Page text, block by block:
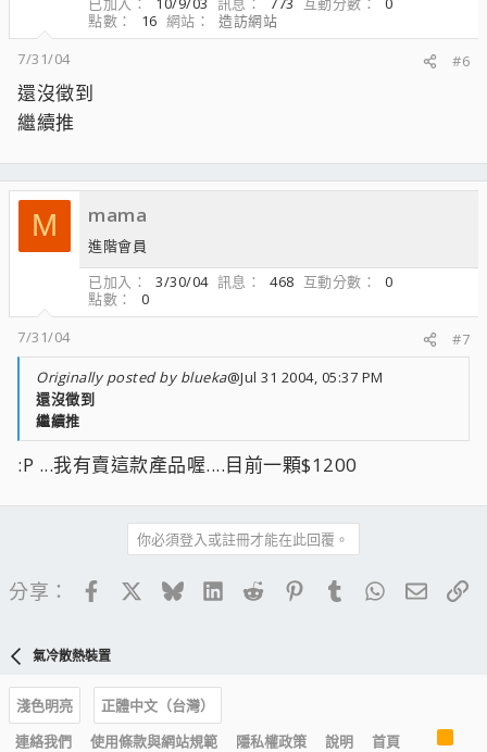
點數
16 網站
造訪網站
7/31/04
#6
還沒徵到
繼續推
M mama
進階會員
已加入
3/30/04 訊息 468 互動分數
0
點數
0
7/31/04
#7
Originally posted by blueka@Jul 31 2004, 05:37 PM
還沒徵到
繼續推
:P ...我有賣這款產品喔....目前一顆$1200
你必須登入或註冊才能在此回覆。
分享： FacebookBlueskyLinkedIn
Reddit PinterestTumblrWhatsApp
電子
氣冷散熱裝置
淺色明亮
正體中文（台灣）
連絡我們
使用條款與網站規範 隱私權政策 說明 首頁